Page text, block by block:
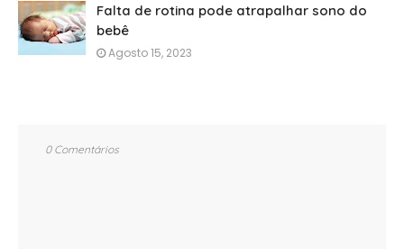
Falta de rotina pode atrapalhar sono do
bebê
Agosto 15, 2023
0 Comentários